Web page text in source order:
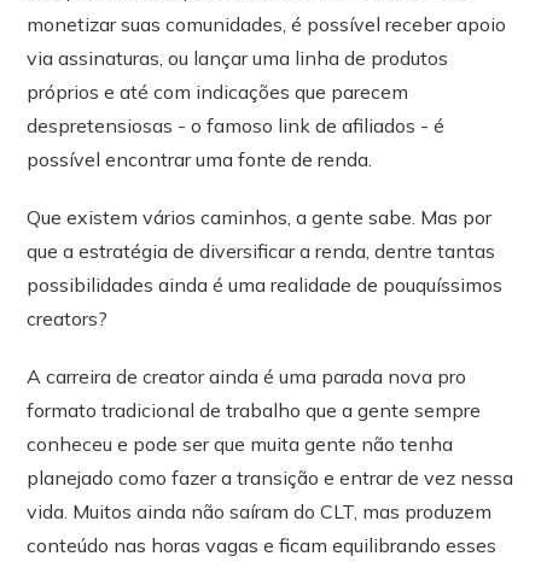
monetizar suas comunidades, é possível receber apoio
via assinaturas, ou lançar uma linha de produtos
próprios e até com indicações que parecem
despretensiosas - o famoso link de afiliados - é
possível encontrar uma fonte de renda.
Que existem vários caminhos, a gente sabe. Mas por
que a estratégia de diversificar a renda, dentre tantas
possibilidades ainda é uma realidade de pouquíssimos
creators?
A carreira de creator ainda é uma parada nova pro
formato tradicional de trabalho que a gente sempre
conheceu e pode ser que muita gente não tenha
planejado como fazer a transição e entrar de vez nessa
vida. Muitos ainda não saíram do CLT, mas produzem
conteúdo nas horas vagas e ficam equilibrando esses